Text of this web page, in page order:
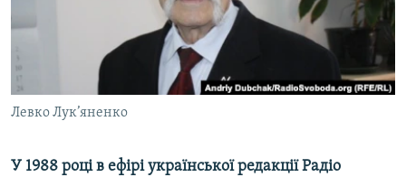
КРИМ РЕАЛІЇ
РУС
КТАТ
Левко Лук’яненко
У 1988 році в ефірі української редакції Радіо